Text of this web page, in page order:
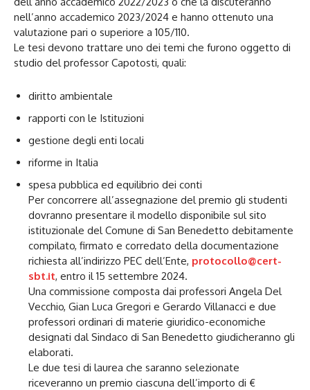
nell’anno accademico 2023/2024 e hanno ottenuto una
valutazione pari o superiore a 105/110.
Le tesi devono trattare uno dei temi che furono oggetto di
studio del professor Capotosti, quali:
diritto ambientale
rapporti con le Istituzioni
gestione degli enti locali
riforme in Italia
spesa pubblica ed equilibrio dei conti
Per concorrere all’assegnazione del premio gli studenti
dovranno presentare il modello disponibile sul sito
istituzionale del Comune di San Benedetto debitamente
compilato, firmato e corredato della documentazione
richiesta all’indirizzo PEC dell’Ente, protocollo@cert-
sbt.it, entro il 15 settembre 2024.
Una commissione composta dai professori Angela Del
Vecchio, Gian Luca Gregori e Gerardo Villanacci e due
professori ordinari di materie giuridico-economiche
designati dal Sindaco di San Benedetto giudicheranno gli
elaborati.
Le due tesi di laurea che saranno selezionate
riceveranno un premio ciascuna dell’importo di €